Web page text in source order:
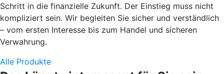
Schritt in die finanzielle Zukunft. Der Einstieg muss nicht
kompliziert sein. Wir begleiten Sie sicher und verständlich
– vom ersten Interesse bis zum Handel und sicheren
Verwahrung.
Alle Produkte